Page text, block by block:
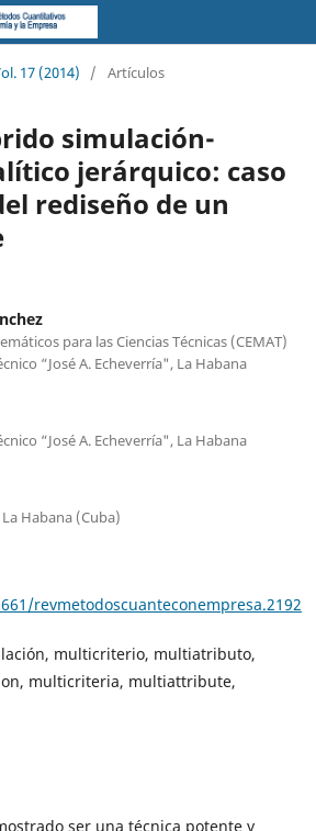
17 (2014) / Artículos
simulación-
jerárquico: caso
rediseño de un
para las Ciencias Técnicas (CEMAT)
“José A. Echeverría", La Habana
“José A. Echeverría", La Habana
Habana (Cuba)
revmetodoscuanteconempresa.2192
multicriterio, multiatributo,
multicriteria, multiattribute,
ser una técnica potente y